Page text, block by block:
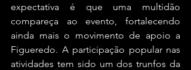
expectativa é que uma multidão
compareça ao evento, fortalecendo
ainda mais o movimento de apoio a
Figueredo. A participação popular nas
atividades tem sido um dos trunfos da